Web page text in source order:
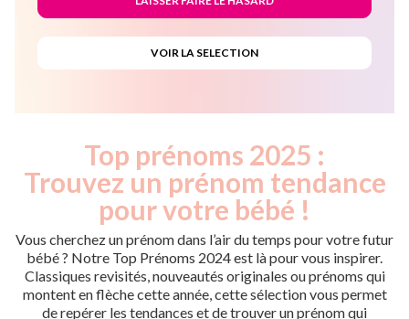
Top prénoms 2025 :
Trouvez un prénom tendance
pour votre bébé !
Vous cherchez un prénom dans l’air du temps pour votre futur
bébé ? Notre Top Prénoms 2024 est là pour vous inspirer.
Classiques revisités, nouveautés originales ou prénoms qui
montent en flèche cette année, cette sélection vous permet
de repérer les tendances et de trouver un prénom qui